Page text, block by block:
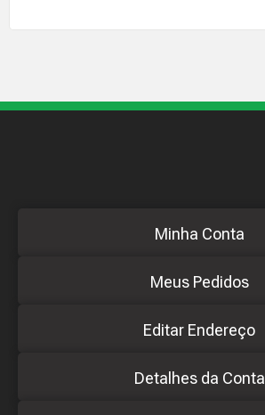
Minha Conta
Meus Pedidos
Editar Endereço
Detalhes da Conta